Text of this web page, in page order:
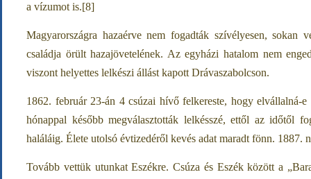
a vízumot is.[8]
Magyarországra hazaérve nem fogadták szívélyesen, sokan
családja örült hazajövetelének. Az egyházi hatalom nem
viszont helyettes lelkészi állást kapott Drávaszabolcson.
1862. február 23-án 4 csúzai hívő felkereste, hogy elvállalná-
hónappal később megválasztották lelkésszé, ettől az időtől
haláláig. Élete utolsó évtizedéről kevés adat maradt fönn. 1887.
Tovább vettük utunkat Eszékre. Csúza és Eszék között a